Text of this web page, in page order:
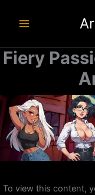
Fiery
To view this content,